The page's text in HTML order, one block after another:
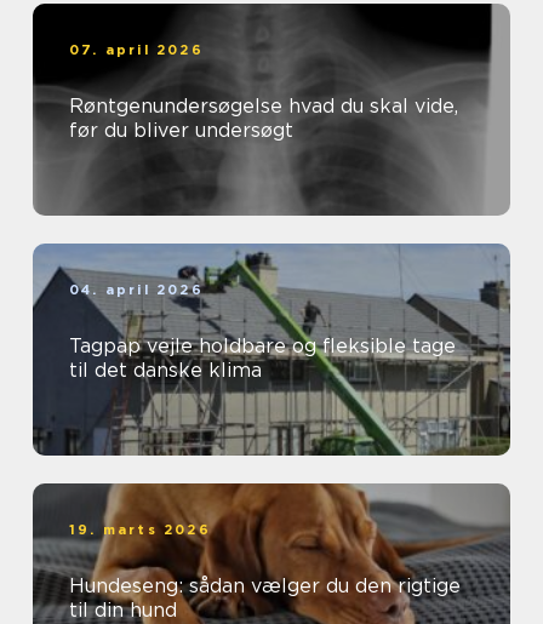
07. april 2026
Røntgenundersøgelse hvad du skal vide,
før du bliver undersøgt
04. april 2026
Tagpap vejle holdbare og fleksible tage
til det danske klima
19. marts 2026
Hundeseng: sådan vælger du den rigtige
til din hund